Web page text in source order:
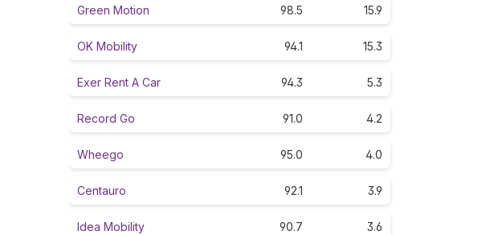
Green Motion 98.5 15.9
OK Mobility 94.1 15.3
Exer Rent A Car 94.3 5.3
Record Go 91.0 4.2
Wheego 95.0 4.0
Centauro 92.1 3.9
Idea Mobility 90.7 3.6